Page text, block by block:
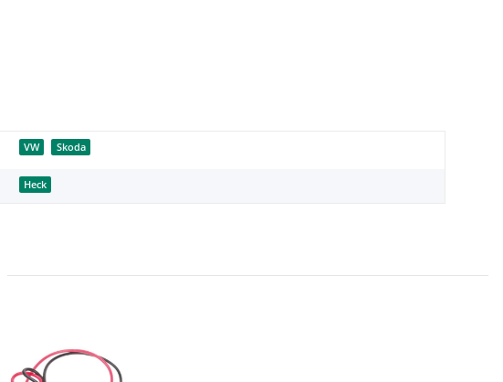
VW Skoda
Heck